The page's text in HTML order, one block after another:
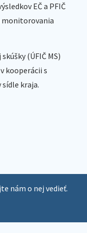
EČ a PFIČ
monitorovania
(ÚFIČ MS)
kooperácii s
kraja.
nám o nej vedieť.